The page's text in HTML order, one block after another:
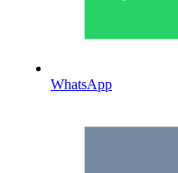
WhatsApp